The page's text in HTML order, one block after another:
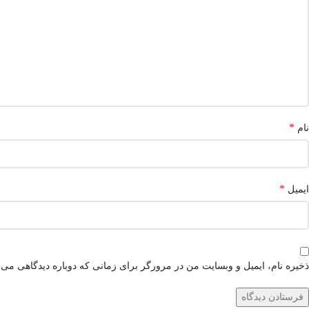
نام *
ایمیل *
ذخیره نام، ایمیل و وبسایت من در مرورگر برای زمانی که دوباره دیدگاهی